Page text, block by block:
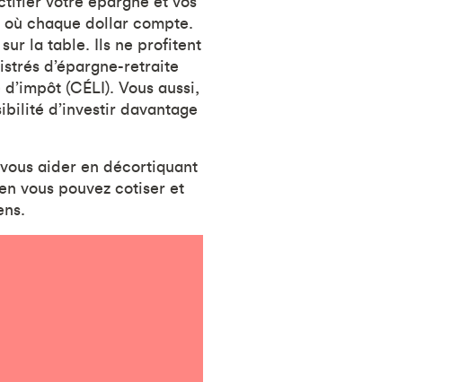
chaque dollar compte.
la table. Ils ne profitent
d’épargne-retraite
(CÉLI). Vous aussi,
d’investir davantage
aider en décortiquant
vous pouvez cotiser et